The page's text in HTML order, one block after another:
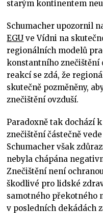
starým kontinentem
Schumacher upozornil
EGU ve Vídni na
regionálních modelů
konstantního znečištění
reakcí se zdá, že
skutečně pozměněny,
znečištění ovzduší.
Paradoxně tak dochází
znečištění částečně
Schumacher však
nebyla chápána
Znečištění není
škodlivé pro lidské
samotného překotného
v posledních dekádách